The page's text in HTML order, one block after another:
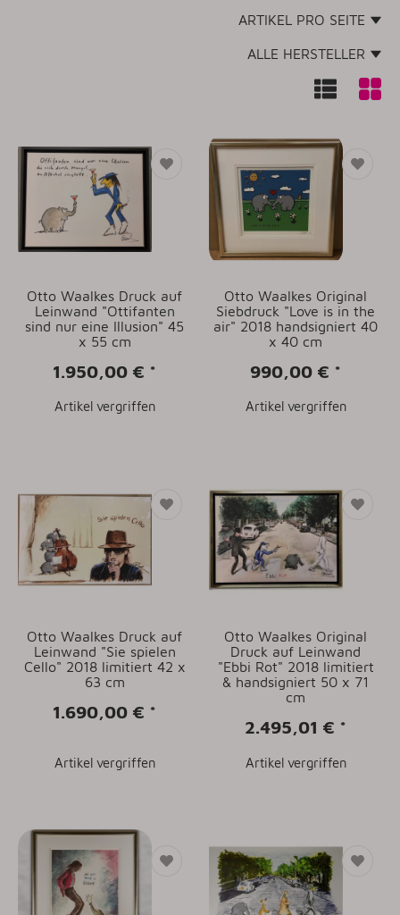
ARTIKEL PRO SEITE
ALLE HERSTELLER
Otto Waalkes Druck auf
Leinwand "Ottifanten
sind nur eine Illusion" 45
x 55 cm
1.950,00 € *
Artikel vergriffen
Otto Waalkes Original
Siebdruck "Love is in the
air" 2018 handsigniert 40
x 40 cm
990,00 € *
Artikel vergriffen
Otto Waalkes Druck auf
Leinwand "Sie spielen
Cello" 2018 limitiert 42 x
63 cm
1.690,00 € *
Artikel vergriffen
Otto Waalkes Original
Druck auf Leinwand
"Ebbi Rot" 2018 limitiert
& handsigniert 50 x 71
cm
2.495,01 € *
Artikel vergriffen